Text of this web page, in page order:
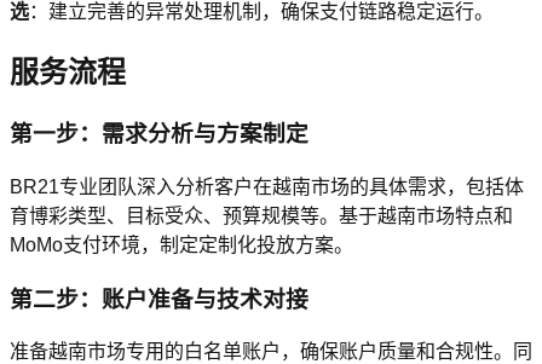
选：建立完善的异常处理机制，确保支付链路稳定运行。
服务流程
第一步：需求分析与方案制定
BR21专业团队深入分析客户在越南市场的具体需求，包括体
育博彩类型、目标受众、预算规模等。基于越南市场特点和
MoMo支付环境，制定定制化投放方案。
第二步：账户准备与技术对接
准备越南市场专用的白名单账户，确保账户质量和合规性。同